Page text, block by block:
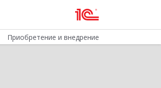
Приобретение и внедрение